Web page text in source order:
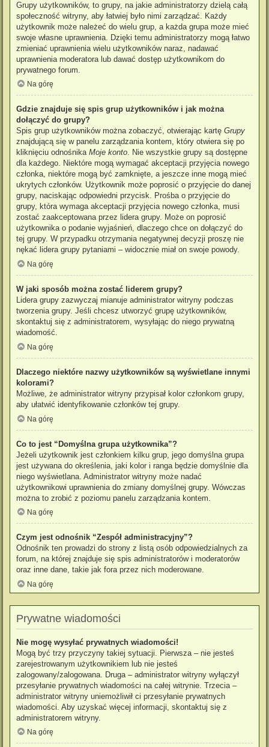
Grupy użytkowników, to grupy, na jakie administratorzy dzielą całą
społeczność witryny, aby łatwiej było nimi zarządzać. Każdy
użytkownik może należeć do wielu grup, a każda grupa może mieć
swoje własne uprawnienia. Dzięki temu administratorzy mogą łatwo
zmieniać uprawnienia wielu użytkowników naraz, nadawać
uprawnienia moderatora lub dawać dostęp użytkownikom do
prywatnego forum.
Na górę
Gdzie znajduje się spis grup użytkowników i jak można
dołączyć do grupy?
Spis grup użytkowników można zobaczyć, otwierając kartę Grupy
znajdującą się w panelu zarządzania kontem, który otwiera się po
kliknięciu odnośnika Moje konto. Nie wszystkie grupy są dostępne
dla każdego. Niektóre mogą wymagać akceptacji przyjęcia nowego
członka, niektóre mogą być zamknięte, a jeszcze inne mogą mieć
ukrytych członków. Użytkownik może poprosić o przyjęcie do danej
grupy, naciskając odpowiedni przycisk. Prośba o przyjęcie do
grupy, która wymaga akceptacji przyjęcia nowego członka, musi
zostać zaakceptowana przez lidera grupy. Może on poprosić
użytkownika o podanie wyjaśnień, dlaczego chce on dołączyć do
tej grupy. W przypadku otrzymania negatywnej decyzji proszę nie
nękać lidera grupy pytaniami – widocznie miał on swoje powody.
Na górę
W jaki sposób można zostać liderem grupy?
Lidera grupy zazwyczaj mianuje administrator witryny podczas
tworzenia grupy. Jeśli chcesz utworzyć grupę użytkowników,
skontaktuj się z administratorem, wysyłając do niego prywatną
wiadomość.
Na górę
Dlaczego niektóre nazwy użytkowników są wyświetlane innymi
kolorami?
Możliwe, że administrator witryny przypisał kolor członkom grupy,
aby ułatwić identyfikowanie członków tej grupy.
Na górę
Co to jest “Domyślna grupa użytkownika”?
Jeżeli użytkownik jest członkiem kilku grup, jego domyślna grupa
jest używana do określenia, jaki kolor i ranga będzie domyślnie dla
niego wyświetlana. Administrator witryny może nadać
użytkownikowi uprawnienia do zmiany domyślnej grupy. Wówczas
można to zrobić z poziomu panelu zarządzania kontem.
Na górę
Czym jest odnośnik “Zespół administracyjny”?
Odnośnik ten prowadzi do strony z listą osób odpowiedzialnych za
forum, na której znajduje się spis administratorów i moderatorów
oraz inne dane, takie jak fora przez nich moderowane.
Na górę
Prywatne wiadomości
Nie mogę wysyłać prywatnych wiadomości!
Mogą być trzy przyczyny takiej sytuacji. Pierwsza – nie jesteś
zarejestrowanym użytkownikiem lub nie jesteś
zalogowany/zalogowana. Druga – administrator witryny wyłączył
przesyłanie prywatnych wiadomości na całej witrynie. Trzecia –
administrator witryny uniemożliwił ci przesyłanie prywatnych
wiadomości. Aby uzyskać więcej informacji, skontaktuj się z
administratorem witryny.
Na górę